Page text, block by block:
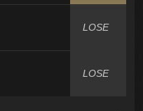
LOSE
LOSE